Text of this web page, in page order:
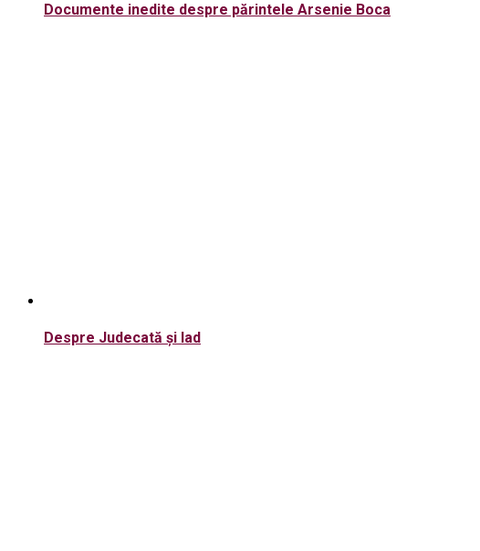
Documente inedite despre părintele Arsenie Boca
Despre Judecată și Iad